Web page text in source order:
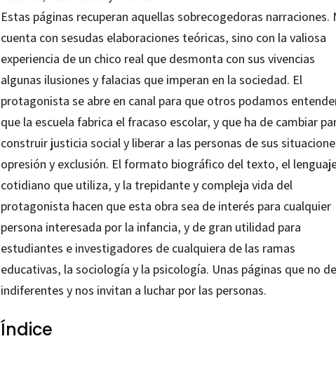
Estas páginas recuperan aquellas sobrecogedoras narraciones.
cuenta con sesudas elaboraciones teóricas, sino con la valiosa
experiencia de un chico real que desmonta con sus vivencias
algunas ilusiones y falacias que imperan en la sociedad. El
protagonista se abre en canal para que otros podamos
que la escuela fabrica el fracaso escolar, y que ha de cambiar
construir justicia social y liberar a las personas de sus
opresión y exclusión. El formato biográfico del texto, el
cotidiano que utiliza, y la trepidante y compleja vida del
protagonista hacen que esta obra sea de interés para cualquier
persona interesada por la infancia, y de gran utilidad para
estudiantes e investigadores de cualquiera de las ramas
educativas, la sociología y la psicología. Unas páginas que no
indiferentes y nos invitan a luchar por las personas.
Índice